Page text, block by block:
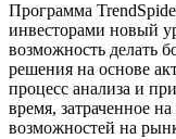
Программа
инвесторами новый
возможность делать
решения на основе
процесс анализа и
время, затраченное
возможностей на